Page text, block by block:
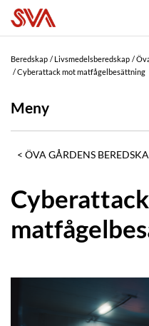
Beredskap Livsmedelsberedskap
Cyberattack mot matfågelbesättning
Meny
ÖVA GÅRDENS